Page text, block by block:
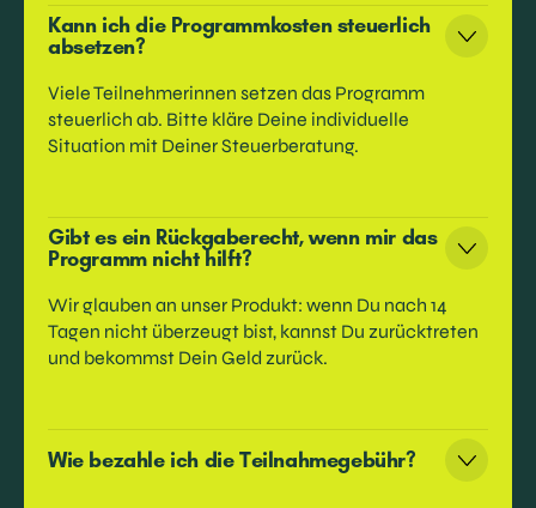
Kann ich die Programmkosten steuerlich
absetzen?
Viele Teilnehmerinnen setzen das Programm
steuerlich ab. Bitte kläre Deine individuelle
Situation mit Deiner Steuerberatung.
Gibt es ein Rückgaberecht, wenn mir das
Programm nicht hilft?
Wir glauben an unser Produkt: wenn Du nach 14
Tagen nicht überzeugt bist, kannst Du zurücktreten
und bekommst Dein Geld zurück.
Wie bezahle ich die Teilnahmegebühr?